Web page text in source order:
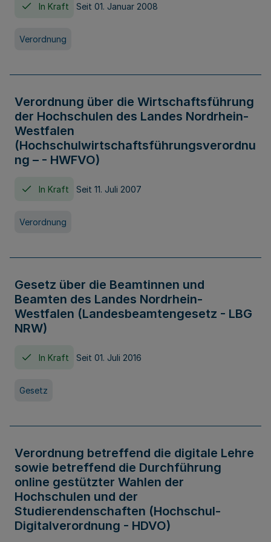
In Kraft Seit 01. Januar 2008
Verordnung
Verordnung über die Wirtschaftsführung
der Hochschulen des Landes Nordrhein-
Westfalen
(Hochschulwirtschaftsführungsverordnu
ng – - HWFVO)
In Kraft Seit 11. Juli 2007
Verordnung
Gesetz über die Beamtinnen und
Beamten des Landes Nordrhein-
Westfalen (Landesbeamtengesetz - LBG
NRW)
In Kraft Seit 01. Juli 2016
Gesetz
Verordnung betreffend die digitale Lehre
sowie betreffend die Durchführung
online gestützter Wahlen der
Hochschulen und der
Studierendenschaften (Hochschul-
Digitalverordnung - HDVO)